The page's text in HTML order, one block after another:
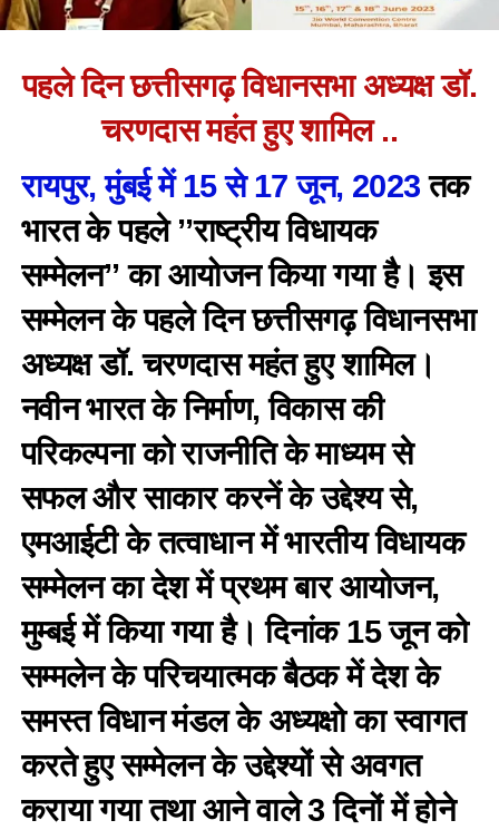
पहले दिन छत्तीसगढ़ विधानसभा अध्यक्ष डॉ.
चरणदास महंत हुए शामिल ..
रायपुर, मुंबई में 15 से 17 जून, 2023 तक
भारत के पहले ’’राष्ट्रीय विधायक
सम्मेलन’’ का आयोजन किया गया है। इस
सम्मेलन के पहले दिन छत्तीसगढ़ विधानसभा
अध्यक्ष डॉ. चरणदास महंत हुए शामिल।
नवीन भारत के निर्माण, विकास की
परिकल्पना को राजनीति के माध्यम से
सफल और साकार करनें के उद्देश्य से,
एमआईटी के तत्वाधान में भारतीय विधायक
सम्मेलन का देश में प्रथम बार आयोजन,
मुम्बई में किया गया है। दिनांक 15 जून को
सम्मलेन के परिचयात्मक बैठक में देश के
समस्त विधान मंडल के अध्यक्षो का स्वागत
करते हुए सम्मेलन के उद्देश्यों से अवगत
कराया गया तथा आने वाले 3 दिनों में होने